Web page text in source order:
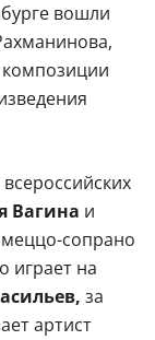
вошли
Вагина и
сопрано
играет на
за
артист